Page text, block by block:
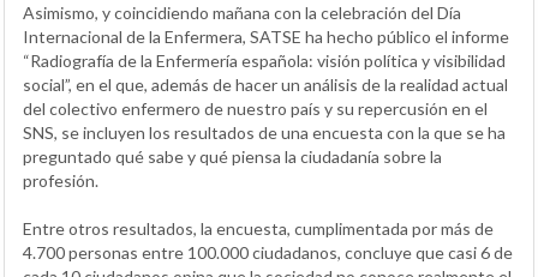
Asimismo, y coincidiendo mañana con la celebración del Día
Internacional de la Enfermera, SATSE ha hecho público el informe
“Radiografía de la Enfermería española: visión política y visibilidad
social”, en el que, además de hacer un análisis de la realidad actual
del colectivo enfermero de nuestro país y su repercusión en el
SNS, se incluyen los resultados de una encuesta con la que se ha
preguntado qué sabe y qué piensa la ciudadanía sobre la
profesión.
Entre otros resultados, la encuesta, cumplimentada por más de
4.700 personas entre 100.000 ciudadanos, concluye que casi 6 de